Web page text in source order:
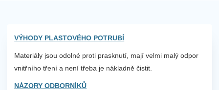
VÝHODY PLASTOVÉHO POTRUBÍ
Materiály jsou odolné proti prasknutí, mají velmi malý odpor
vnitřního tření a není třeba je nákladně čistit.
NÁZORY ODBORNÍKŮ